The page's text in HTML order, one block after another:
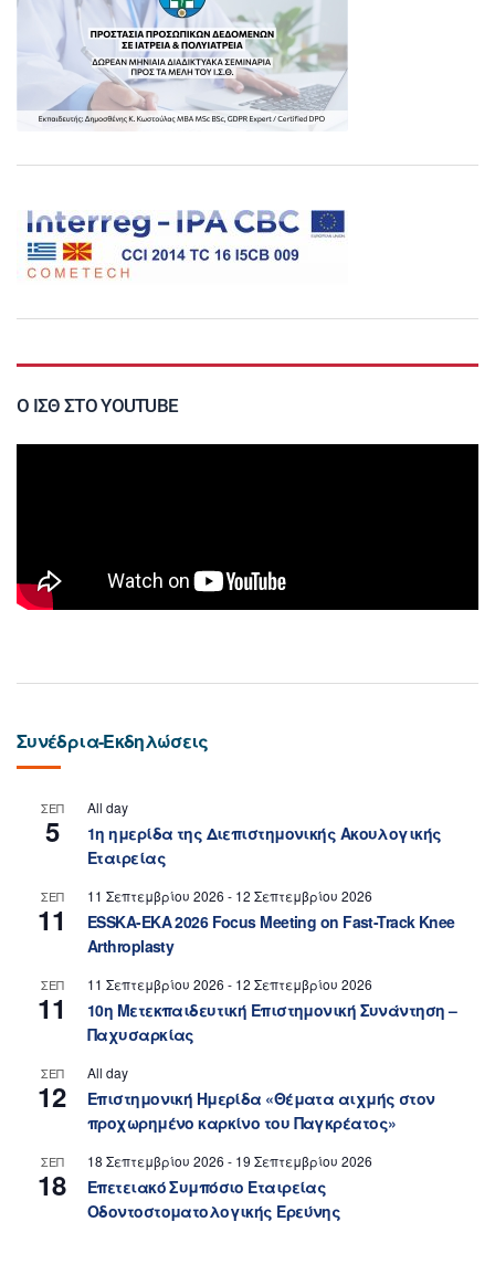
Ο ΙΣΘ ΣΤΟ YOUTUBE
Συνέδρια-Εκδηλώσεις
ΣΕΠ
5
All day
1η ημερίδα της Διεπιστημονικής Ακουλογικής
Εταιρείας
ΣΕΠ
11
11 Σεπτεμβρίου 2026 - 12 Σεπτεμβρίου 2026
ESSKA-EKA 2026 Focus Meeting on Fast-Track Knee
Arthroplasty
ΣΕΠ
11
11 Σεπτεμβρίου 2026 - 12 Σεπτεμβρίου 2026
10η Μετεκπαιδευτική Επιστημονική Συνάντηση –
Παχυσαρκίας
ΣΕΠ
12
All day
Επιστημονική Ημερίδα «Θέματα αιχμής στον
προχωρημένο καρκίνο του Παγκρέατος»
ΣΕΠ
18
18 Σεπτεμβρίου 2026 - 19 Σεπτεμβρίου 2026
Επετειακό Συμπόσιο Εταιρείας
Οδοντοστοματολογικής Ερεύνης